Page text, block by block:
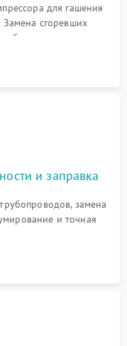
для гашения
Замена сгоревших
обдува, угольных
дверцы.
и заправка
замена
и точная
— замена
блока.